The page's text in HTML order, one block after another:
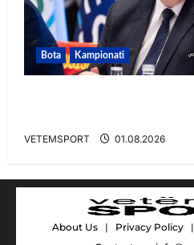
Bota Kampionati
VETEMSPORT 01.08.2026
About Us | Privacy Policy |